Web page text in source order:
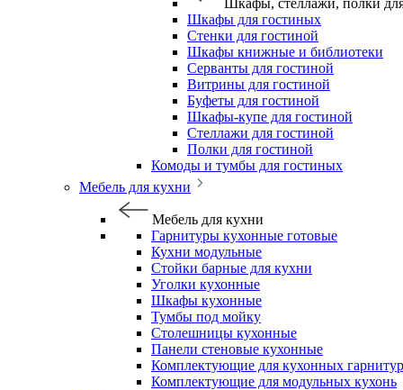
Шкафы, стеллажи, полки
Шкафы для гостиных
Стенки для гостиной
Шкафы книжные и библиотеки
Серванты для гостиной
Витрины для гостиной
Буфеты для гостиной
Шкафы-купе для гостиной
Стеллажи для гостиной
Полки для гостиной
Комоды и тумбы для гостиных
Мебель для кухни
Мебель для кухни
Гарнитуры кухонные готовые
Кухни модульные
Стойки барные для кухни
Уголки кухонные
Шкафы кухонные
Тумбы под мойку
Столешницы кухонные
Панели стеновые кухонные
Комплектующие для кухонных
Комплектующие для модульных кухонь